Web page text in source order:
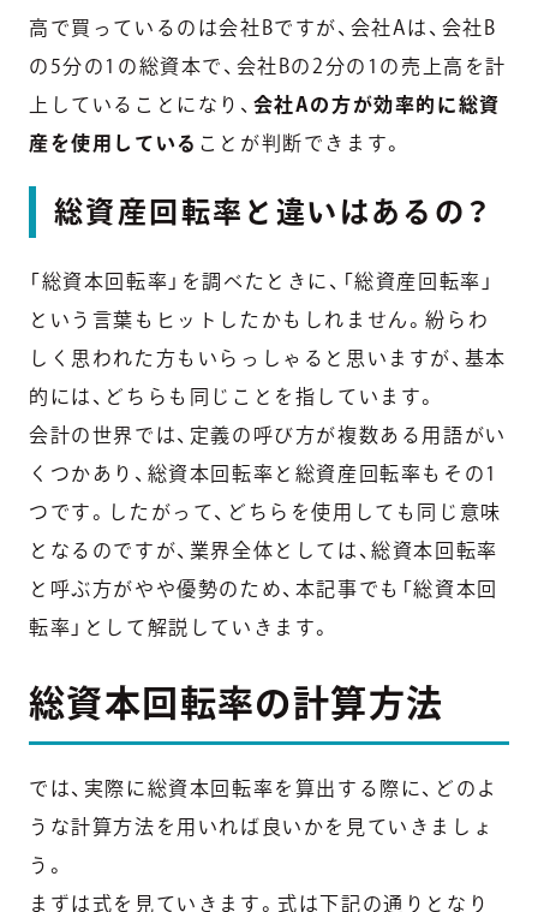
高で買っているのは会社Bですが、会社Aは、会社B
の5分の1の総資本で、会社Bの2分の1の売上高を計
上していることになり、 会社Aの方が効率的に総資
産を使用している ことが判断できます。
総資産回転率と違いはあるの？
「総資本回転率」を調べたときに、「総資産回転率」
という言葉もヒットしたかもしれません。紛らわ
しく思われた方もいらっしゃると思いますが、基本
的には、どちらも同じことを指しています。
会計の世界では、定義の呼び方が複数ある用語がい
くつかあり、総資本回転率と総資産回転率もその1
つです。したがって、どちらを使用しても同じ意味
となるのですが、業界全体としては、総資本回転率
と呼ぶ方がやや優勢のため、本記事でも「総資本回
転率」として解説していきます。
総資本回転率の計算方法
では、実際に総資本回転率を算出する際に、どのよ
うな計算方法を用いれば良いかを見ていきましょ
う。
まずは式を見ていきます。式は下記の通りとなり